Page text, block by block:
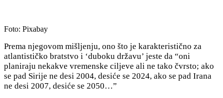
Foto: Pixabay
Prema njegovom mišljenju, ono što je karakteristično za
atlantističko bratstvo i ‘duboku državu’ jeste da “oni
planiraju nekakve vremenske ciljeve ali ne tako čvrsto; ako
se pad Sirije ne desi 2004, desiće se 2024, ako se pad Irana
ne desi 2007, desiće se 2050…”